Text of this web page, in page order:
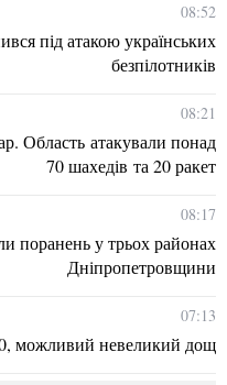
08:52
під атакою українських
безпілотників
08:21
Область атакували понад
70 шахедів та 20 ракет
08:17
поранень у трьох районах
Дніпропетровщини
07:13
можливий невеликий дощ